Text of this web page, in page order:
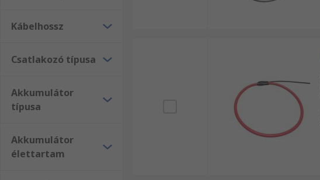
Kábelhossz
Csatlakozó típusa
Akkumulátor
típusa
Akkumulátor
élettartam